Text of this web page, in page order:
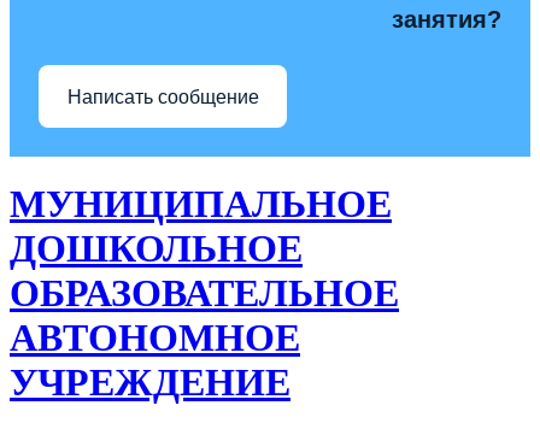
занятия?
Написать сообщение
МУНИЦИПАЛЬНОЕ
ДОШКОЛЬНОЕ
ОБРАЗОВАТЕЛЬНОЕ
АВТОНОМНОЕ
УЧРЕЖДЕНИЕ